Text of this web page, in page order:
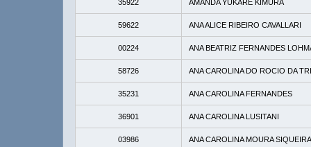
35922 AMANDA YUKARE KIMURA
59622 ANA ALICE RIBEIRO CAVALLARI
00224 ANA BEATRIZ FERNANDES
58726 ANA CAROLINA DO ROCIO DA
35231 ANA CAROLINA FERNANDES
36901 ANA CAROLINA LUSITANI
03986 ANA CAROLINA MOURA